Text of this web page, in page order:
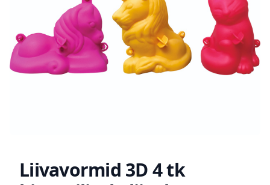
Liivavormid 3D 4 tk